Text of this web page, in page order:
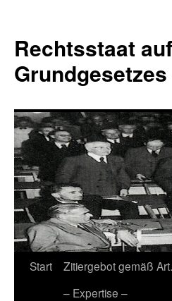
springen
Rechtsstaat
Start
Zitiergebot gemäß
– Expertise –